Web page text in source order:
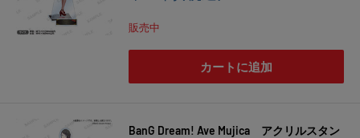
価
格
販売中
カートに追加
BanG Dream! Ave Mujica アクリルスタン